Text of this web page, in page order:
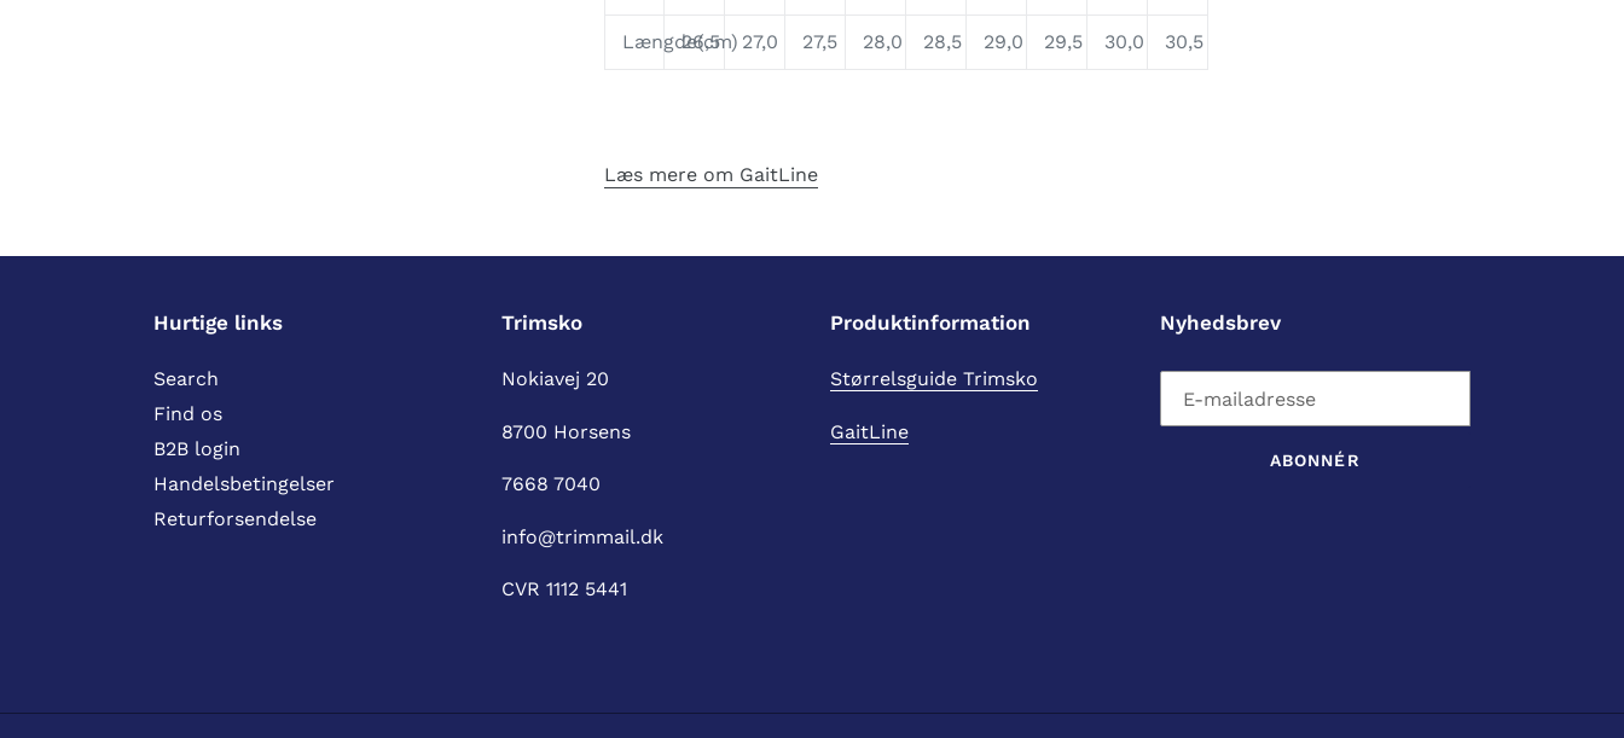
Længde(cm)
26,5 27,0 27,5 28,0 28,5 29,0 29,5 30,0 30,5
Læs mere om GaitLine
Hurtige links
Search
Find os
B2B login
Handelsbetingelser
Returforsendelse
Trimsko
Nokiavej 20
8700 Horsens
7668 7040
info@trimmail.dk
CVR 1112 5441
Produktinformation
Størrelsguide Trimsko
GaitLine
Nyhedsbrev
ABONNÉR